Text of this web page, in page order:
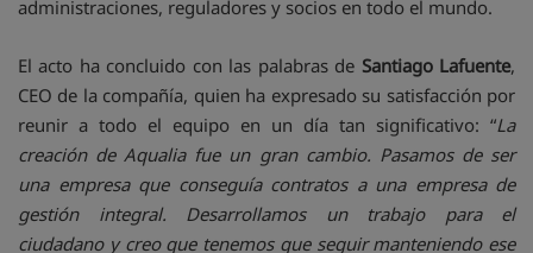
administraciones, reguladores y socios en todo el mundo.
El acto ha concluido con las palabras de Santiago Lafuente,
CEO de la compañía, quien ha expresado su satisfacción por
reunir a todo el equipo en un día tan significativo: “La
creación de Aqualia fue un gran cambio. Pasamos de ser
una empresa que conseguía contratos a una empresa de
gestión integral. Desarrollamos un trabajo para el
ciudadano y creo que tenemos que seguir manteniendo ese